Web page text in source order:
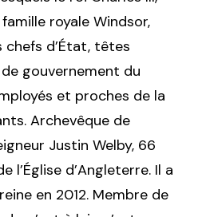
royale Windsor,
d’État, têtes
gouvernement du
et proches de la
Archevêque de
Justin Welby, 66
l’Église d’Angleterre. Il a
en 2012. Membre de